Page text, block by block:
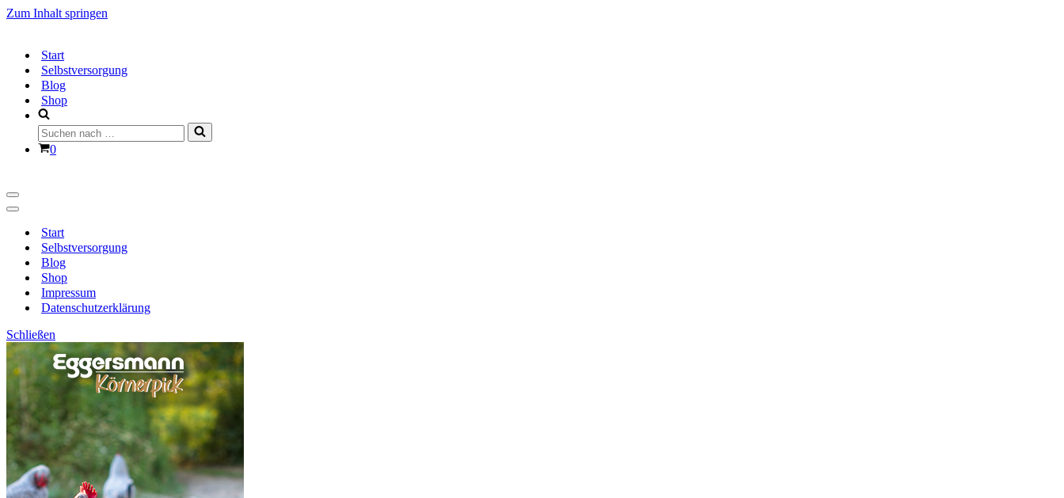
Zum Inhalt springen
Start
Selbstversorgung
Blog
Shop
Suchen
nach …
Warenkorb
0
Navigationsmenü
Navigationsmenü
Start
Selbstversorgung
Blog
Shop
Impressum
Datenschutzerklärung
Schließen